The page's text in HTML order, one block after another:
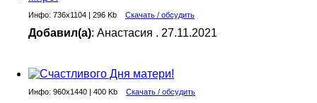
Инфо: 736х1104 | 296 Kb Скачать / обсудить
Добавил(а): Анастасия . 27.11.2021
Инфо: 960х1440 | 400 Kb Скачать / обсудить